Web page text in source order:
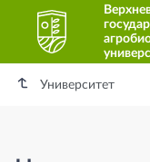
Университет